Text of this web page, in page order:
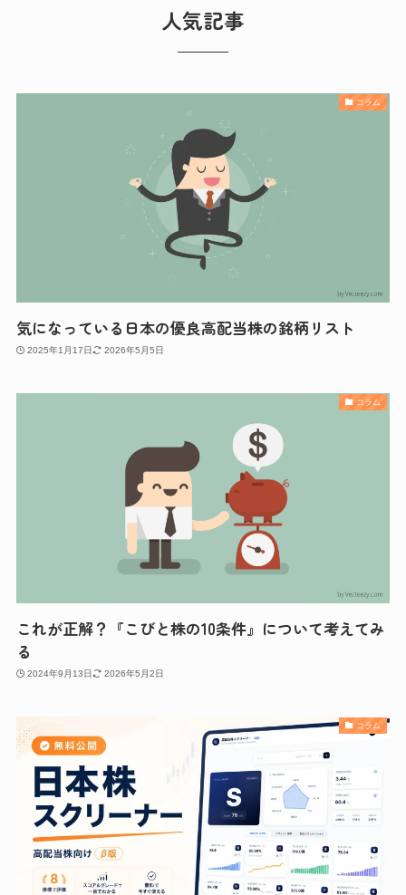
人気記事
コラム
気になっている日本の優良高配当株の銘柄リスト
2025年1月17日 2026年5月5日
コラム
これが正解？『こびと株の10条件』について考えてみ
る
2024年9月13日 2026年5月2日
コラム